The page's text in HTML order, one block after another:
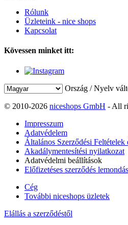
Rólunk
Üzleteink - nice shops
Kapcsolat
Kövessen minket itt:
Ország / Nyelv
© 2010-2026 niceshops GmbH - All
Impresszum
Adatvédelem
Általános Szerződési
Akadálymentesítési nyilatkozat
Adatvédelmi beállítások
Előfizetéses szerződés
Cég
További niceshops üzletek
Elállás a szerződéstől